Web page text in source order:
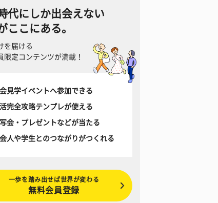
代にしか出会えない
ここにある。
を届ける
限定コンテンツが満載！
見学イベントへ参加できる
完全攻略テンプレが使える
会・プレゼントなどが当たる
人や学生とのつながりがつくれる
一歩を踏み出せば世界が変わる
無料会員登録